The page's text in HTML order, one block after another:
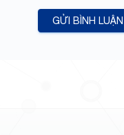
GỬI BÌNH LUẬN